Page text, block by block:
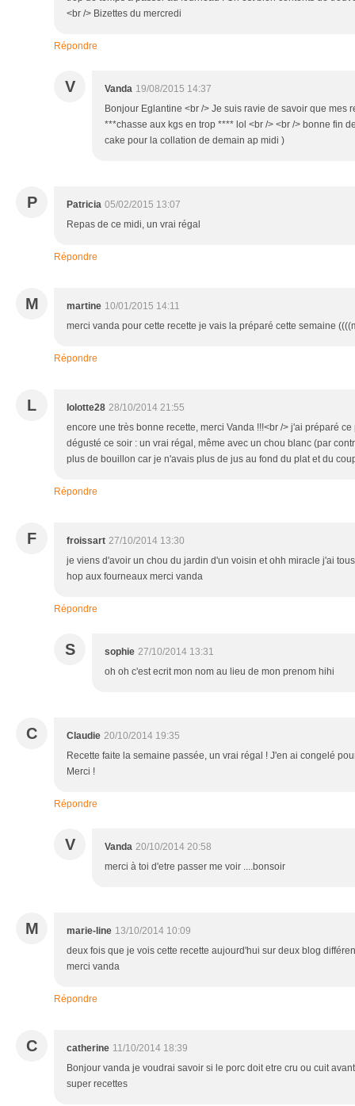
<br /> Bizettes du mercredi
Répondre
V Vanda 19/08/2015 14:37
Bonjour Eglantine <br /> Je suis ravie de savoir que mes
***chasse aux kgs en trop **** lol <br /> <br /> bonne fin
cake pour la collation de demain ap midi )
P Patricia 05/02/2015 13:07
Repas de ce midi, un vrai régal
Répondre
M martine 10/01/2015 14:11
merci vanda pour cette recette je vais la préparé cette semaine
Répondre
L lolotte28 28/10/2014 21:55
encore une très bonne recette, merci Vanda !!!<br /> j'ai préparé
dégusté ce soir : un vrai régal, même avec un chou blanc (par
plus de bouillon car je n'avais plus de jus au fond du plat et du
Répondre
F froissart 27/10/2014 13:30
je viens d'avoir un chou du jardin d'un voisin et ohh miracle j'ai
hop aux fourneaux merci vanda
Répondre
S sophie 27/10/2014 13:31
oh oh c'est ecrit mon nom au lieu de mon prenom hihi
C Claudie 20/10/2014 19:35
Recette faite la semaine passée, un vrai régal ! J'en ai congelé
Merci !
Répondre
V Vanda 20/10/2014 20:58
merci à toi d'etre passer me voir ....bonsoir
M marie-line 13/10/2014 10:09
deux fois que je vois cette recette aujourd'hui sur deux blog
merci vanda
Répondre
C catherine 11/10/2014 18:39
Bonjour vanda je voudrai savoir si le porc doit etre cru ou cuit
super recettes